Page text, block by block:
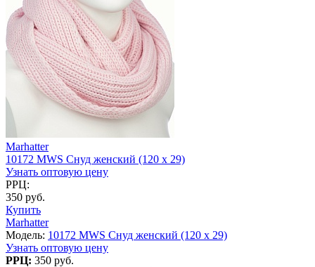
Marhatter
10172 MWS Снуд женский (120 х 29)
Узнать оптовую цену
РРЦ:
350 руб.
Купить
Marhatter
Модель: 10172 MWS Снуд женский (120 х 29)
Узнать оптовую цену
РРЦ: 350 руб.